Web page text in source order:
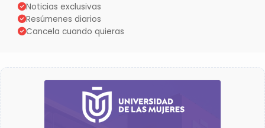
Noticias exclusivas
Resúmenes diarios
Cancela cuando quieras